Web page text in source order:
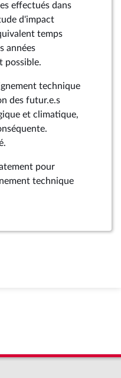
effectués dans
d'impact
temps
années
possible.
technique
des futur.e.s
et climatique,
pour
technique